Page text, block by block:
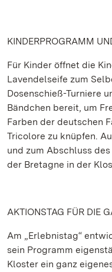
KINDERPROGRAMM
Für Kinder öffnet die
Lavendelseife zum
Dosenschieß-Turniere
Bändchen bereit, um
Farben der deutschen
Tricolore zu knüpfen.
und zum Abschluss
der Bretagne in der
AKTIONSTAG FÜR DIE
Am „Erlebnistag“
sein Programm
Kloster ein ganz